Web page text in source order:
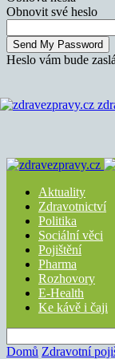
Obnovit své heslo
Heslo vám bude
Aktuality
Zdravotnictví
Politika
Sociální věci
Pojištění
Pharma
Rozhovory
E-Health
Ke kávě i čaji
Domů Zdravotní